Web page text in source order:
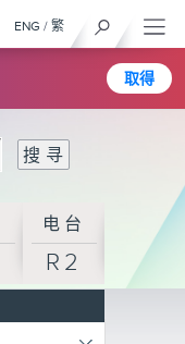
取得
ENG / 繁
电台
R2